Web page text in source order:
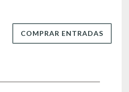
COMPRAR ENTRADAS